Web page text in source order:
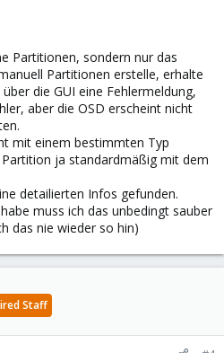
Partitionen, sondern nur das
Partitionen erstelle, erhalte
die GUI eine Fehlermeldung,
aber die OSD erscheint nicht
mit einem bestimmten Typ
ja standardmäßig mit dem
detailierten Infos gefunden.
muss ich das unbedingt sauber
das nie wieder so hin)
Staff